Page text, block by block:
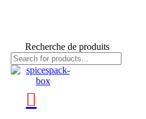
Recherche de produits